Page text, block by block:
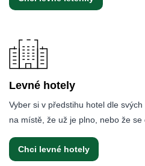
Levné hotely
Vyber si v předstihu hotel dle
na místě, že už je plno, nebo že se
Chci levné hotely